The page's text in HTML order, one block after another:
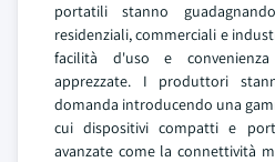
portatili stanno
residenziali, commerciali e
facilità d'uso e
apprezzate. I produttori
domanda introducendo una
cui dispositivi compatti e
avanzate come la connettività